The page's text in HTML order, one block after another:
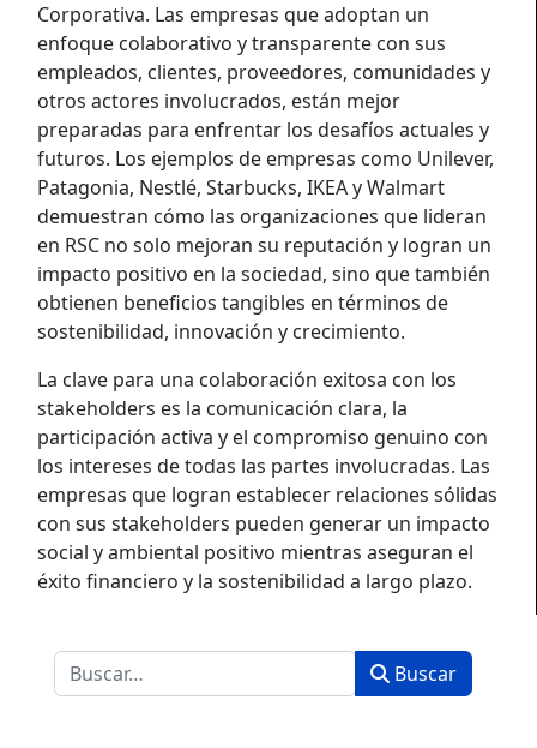
Corporativa. Las empresas que adoptan un
enfoque colaborativo y transparente con sus
empleados, clientes, proveedores, comunidades y
otros actores involucrados, están mejor
preparadas para enfrentar los desafíos actuales y
futuros. Los ejemplos de empresas como Unilever,
Patagonia, Nestlé, Starbucks, IKEA y Walmart
demuestran cómo las organizaciones que lideran
en RSC no solo mejoran su reputación y logran un
impacto positivo en la sociedad, sino que también
obtienen beneficios tangibles en términos de
sostenibilidad, innovación y crecimiento.
La clave para una colaboración exitosa con los
stakeholders es la comunicación clara, la
participación activa y el compromiso genuino con
los intereses de todas las partes involucradas. Las
empresas que logran establecer relaciones sólidas
con sus stakeholders pueden generar un impacto
social y ambiental positivo mientras aseguran el
éxito financiero y la sostenibilidad a largo plazo.
Buscar Buscar